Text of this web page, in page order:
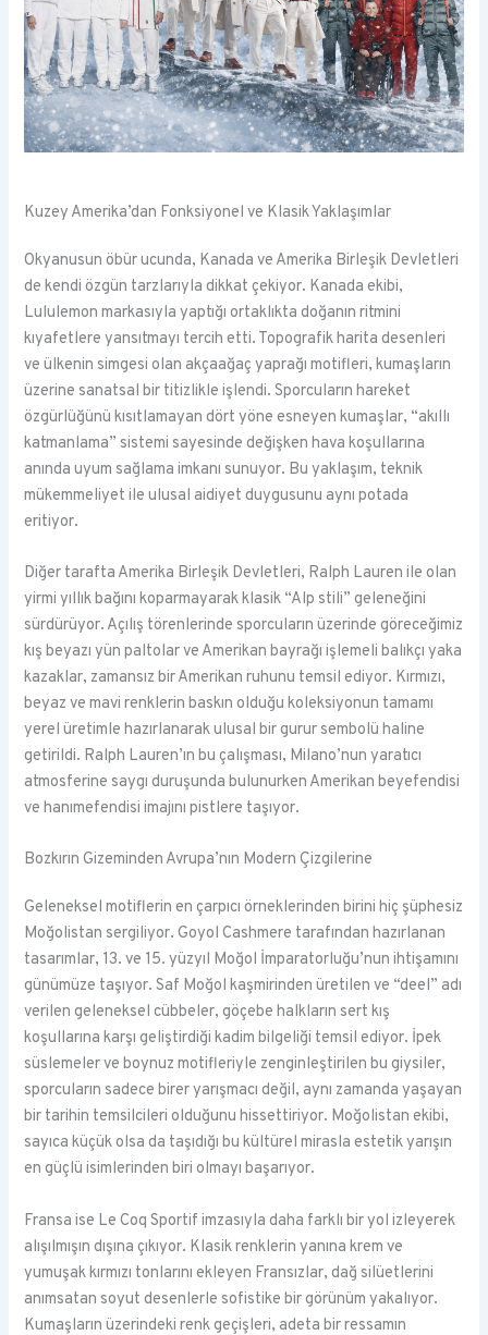
Kuzey Amerika’dan Fonksiyonel ve Klasik Yaklaşımlar
Okyanusun öbür ucunda, Kanada ve Amerika Birleşik Devletleri
de kendi özgün tarzlarıyla dikkat çekiyor. Kanada ekibi,
Lululemon markasıyla yaptığı ortaklıkta doğanın ritmini
kıyafetlere yansıtmayı tercih etti. Topografik harita desenleri
ve ülkenin simgesi olan akçaağaç yaprağı motifleri, kumaşların
üzerine sanatsal bir titizlikle işlendi. Sporcuların hareket
özgürlüğünü kısıtlamayan dört yöne esneyen kumaşlar, “akıllı
katmanlama” sistemi sayesinde değişken hava koşullarına
anında uyum sağlama imkanı sunuyor. Bu yaklaşım, teknik
mükemmeliyet ile ulusal aidiyet duygusunu aynı potada
eritiyor.
Diğer tarafta Amerika Birleşik Devletleri, Ralph Lauren ile olan
yirmi yıllık bağını koparmayarak klasik “Alp stili” geleneğini
sürdürüyor. Açılış törenlerinde sporcuların üzerinde göreceğimiz
kış beyazı yün paltolar ve Amerikan bayrağı işlemeli balıkçı yaka
kazaklar, zamansız bir Amerikan ruhunu temsil ediyor. Kırmızı,
beyaz ve mavi renklerin baskın olduğu koleksiyonun tamamı
yerel üretimle hazırlanarak ulusal bir gurur sembolü haline
getirildi. Ralph Lauren’ın bu çalışması, Milano’nun yaratıcı
atmosferine saygı duruşunda bulunurken Amerikan beyefendisi
ve hanımefendisi imajını pistlere taşıyor.
Bozkırın Gizeminden Avrupa’nın Modern Çizgilerine
Geleneksel motiflerin en çarpıcı örneklerinden birini hiç şüphesiz
Moğolistan sergiliyor. Goyol Cashmere tarafından hazırlanan
tasarımlar, 13. ve 15. yüzyıl Moğol İmparatorluğu’nun ihtişamını
günümüze taşıyor. Saf Moğol kaşmirinden üretilen ve “deel” adı
verilen geleneksel cübbeler, göçebe halkların sert kış
koşullarına karşı geliştirdiği kadim bilgeliği temsil ediyor. İpek
süslemeler ve boynuz motifleriyle zenginleştirilen bu giysiler,
sporcuların sadece birer yarışmacı değil, aynı zamanda yaşayan
bir tarihin temsilcileri olduğunu hissettiriyor. Moğolistan ekibi,
sayıca küçük olsa da taşıdığı bu kültürel mirasla estetik yarışın
en güçlü isimlerinden biri olmayı başarıyor.
Fransa ise Le Coq Sportif imzasıyla daha farklı bir yol izleyerek
alışılmışın dışına çıkıyor. Klasik renklerin yanına krem ve
yumuşak kırmızı tonlarını ekleyen Fransızlar, dağ silüetlerini
anımsatan soyut desenlerle sofistike bir görünüm yakalıyor.
Kumaşların üzerindeki renk geçişleri, adeta bir ressamın